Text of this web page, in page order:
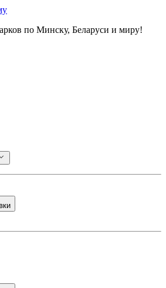
по Минску, Беларуси и миру!